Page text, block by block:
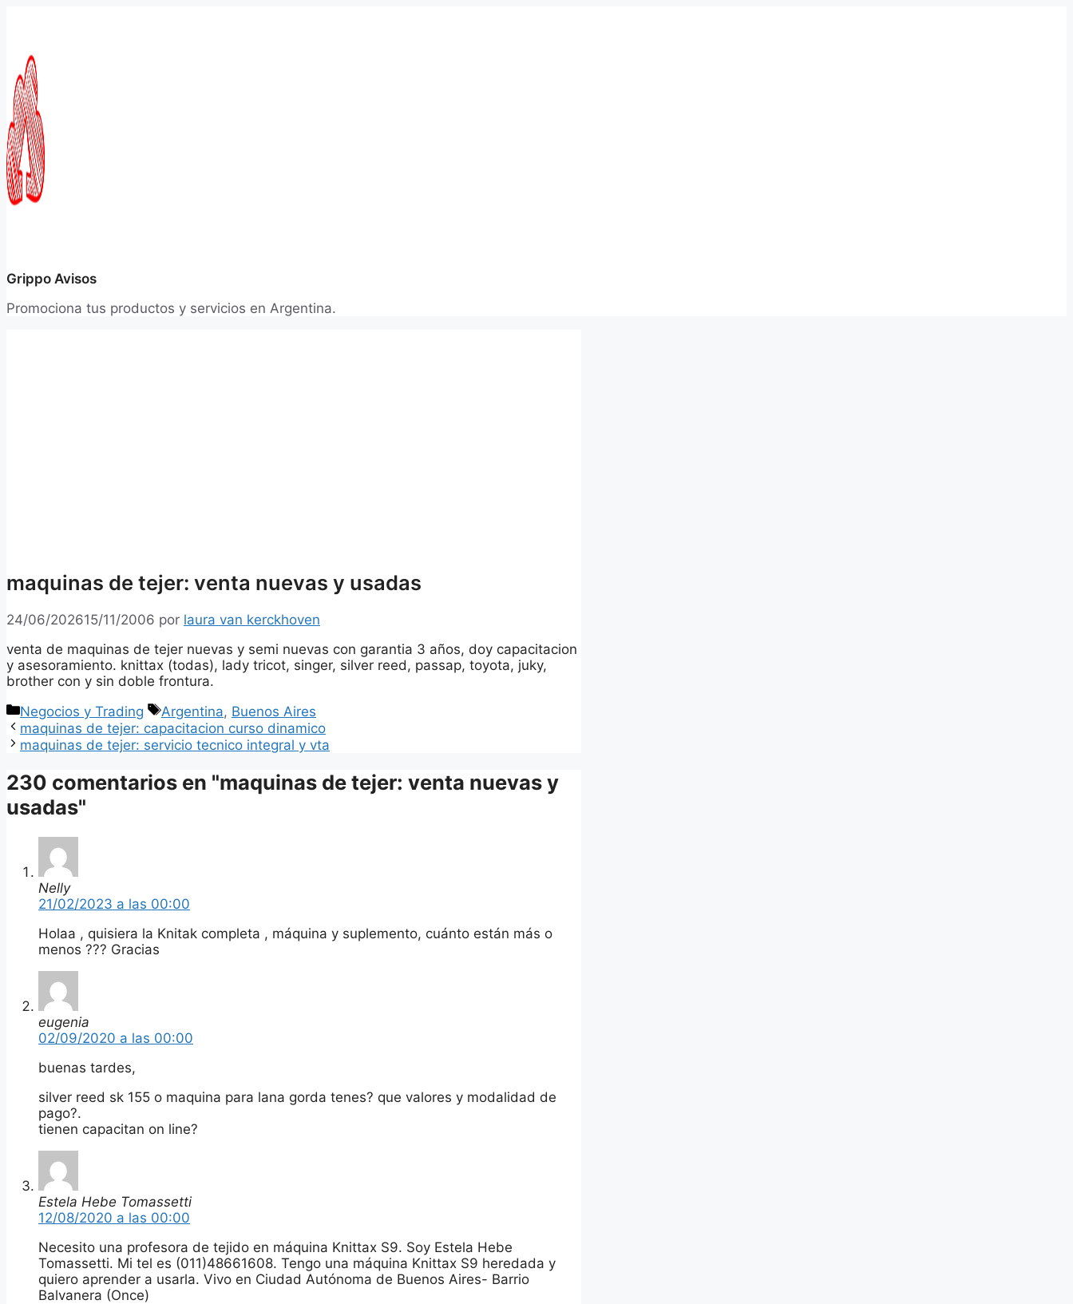
Grippo Avisos
Promociona tus productos y servicios en Argentina.
maquinas de tejer: venta nuevas y usadas
24/06/202615/11/2006 por laura van kerckhoven
venta de maquinas de tejer nuevas y semi nuevas con garantia 3 años, doy capacitacion
y asesoramiento. knittax (todas), lady tricot, singer, silver reed, passap, toyota, juky,
brother con y sin doble frontura.
Categorías
Negocios y Trading Etiquetas
Argentina, Buenos Aires
maquinas de tejer: capacitacion curso dinamico
maquinas de tejer: servicio tecnico integral y vta
230 comentarios en "maquinas de tejer: venta nuevas y
usadas"
Nelly
21/02/2023 a las 00:00
Holaa , quisiera la Knitak completa , máquina y suplemento, cuánto están más o
menos ??? Gracias
eugenia
02/09/2020 a las 00:00
buenas tardes,
silver reed sk 155 o maquina para lana gorda tenes? que valores y modalidad de
pago?.
tienen capacitan on line?
Estela Hebe Tomassetti
12/08/2020 a las 00:00
Necesito una profesora de tejido en máquina Knittax S9. Soy Estela Hebe
Tomassetti. Mi tel es (011)48661608. Tengo una máquina Knittax S9 heredada y
quiero aprender a usarla. Vivo en Ciudad Autónoma de Buenos Aires- Barrio
Balvanera (Once)